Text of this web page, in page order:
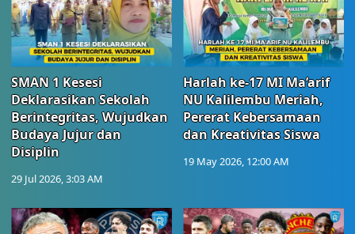
SMAN 1 Kesesi
Deklarasikan Sekolah
Berintegritas, Wujudkan
Budaya Jujur dan
Disiplin
29 Jul 2026, 3:03 AM
Harlah ke-17 MI Ma’arif
NU Kalilembu Meriah,
Pererat Kebersamaan
dan Kreativitas Siswa
19 May 2026, 12:00 AM